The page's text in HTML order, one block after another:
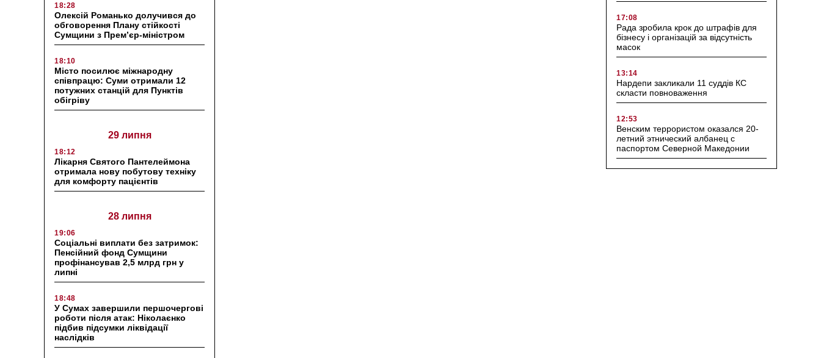
18:28
Олексій Романько долучився до
обговорення Плану стійкості
Сумщини з Прем’єр-міністром
18:10
Місто посилює міжнародну
співпрацю: Суми отримали 12
потужних станцій для Пунктів
обігріву
29 липня
18:12
Лікарня Святого Пантелеймона
отримала нову побутову техніку
для комфорту пацієнтів
28 липня
19:06
Соціальні виплати без затримок:
Пенсійний фонд Сумщини
профінансував 2,5 млрд грн у
липні
18:48
У Сумах завершили першочергові
роботи після атак: Ніколаєнко
підбив підсумки ліквідації
наслідків
17:08
Рада зробила крок до штрафів для
бізнесу і організацій за відсутність
масок
13:14
Нардепи закликали 11 суддів КС
скласти повноваження
12:53
Венским террористом оказался 20-
летний этнический албанец с
паспортом Северной Македонии